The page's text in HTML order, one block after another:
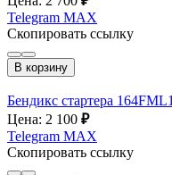
Telegram MAX
Скопировать ссылку
В корзину
Бендикс стартера
Цена: 2 100 ₽
Telegram MAX
Скопировать ссылку